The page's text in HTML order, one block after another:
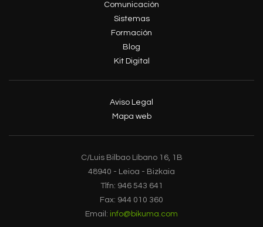
Comunicación
Sistemas
Formación
Blog
Kit Digital
Aviso Legal
Mapa web
C/Luis Bilbao Líbano 16, 1B
48940 - Leioa - Bizkaia
Tlfn: 946 543 641
Fax: 944 010 360
Email: info@bikuma.com